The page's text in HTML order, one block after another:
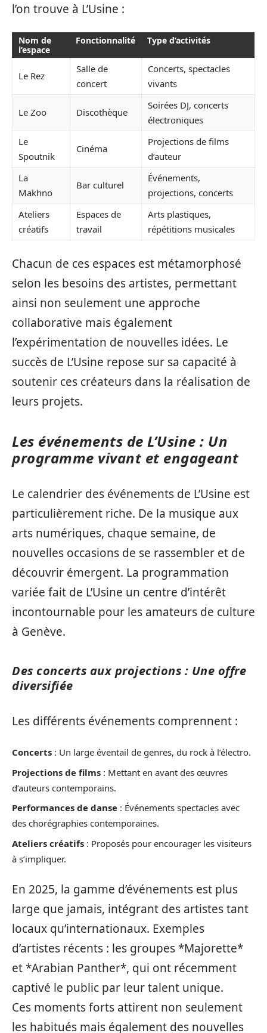
l’on trouve à L’Usine :
Nom de
l’espace
Fonctionnalité Type d’activités
Le Rez
Salle de
concert
Concerts, spectacles
vivants
Le Zoo Discothèque
Soirées DJ, concerts
électroniques
Le
Spoutnik
Cinéma
Projections de films
d’auteur
La
Makhno
Bar culturel
Événements,
projections, concerts
Ateliers
créatifs
Espaces de
travail
Arts plastiques,
répétitions musicales
Chacun de ces espaces est métamorphosé
selon les besoins des artistes, permettant
ainsi non seulement une approche
collaborative mais également
l’expérimentation de nouvelles idées. Le
succès de L’Usine repose sur sa capacité à
soutenir ces créateurs dans la réalisation de
leurs projets.
Les événements de L’Usine : Un
programme vivant et engageant
Le calendrier des événements de L’Usine est
particulièrement riche. De la musique aux
arts numériques, chaque semaine, de
nouvelles occasions de se rassembler et de
découvrir émergent. La programmation
variée fait de L’Usine un centre d’intérêt
incontournable pour les amateurs de culture
à Genève.
Des concerts aux projections : Une offre
diversifiée
Les différents événements comprennent :
Concerts : Un large éventail de genres, du rock à l’électro.
Projections de films : Mettant en avant des œuvres
d’auteurs contemporains.
Performances de danse : Événements spectacles avec
des chorégraphies contemporaines.
Ateliers créatifs : Proposés pour encourager les visiteurs
à s’impliquer.
En 2025, la gamme d’événements est plus
large que jamais, intégrant des artistes tant
locaux qu’internationaux. Exemples
d’artistes récents : les groupes *Majorette*
et *Arabian Panther*, qui ont récemment
captivé le public par leur talent unique.
Ces moments forts attirent non seulement
les habitués mais également des nouvelles